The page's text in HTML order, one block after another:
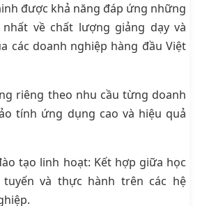
được khả năng đáp ứng những
về chất lượng giảng dạy và
các doanh nghiệp hàng đầu Việt
riêng theo nhu cầu từng doanh
tính ứng dụng cao và hiệu quả
tạo linh hoạt: Kết hợp giữa học
và thực hành trên các hệ